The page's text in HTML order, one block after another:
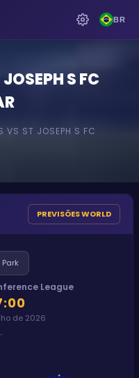
BR
S FC
VS ST JOSEPH S FC
PREVISÕES WORLD
League
de 2026